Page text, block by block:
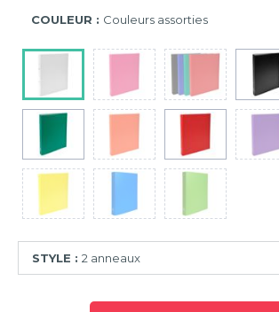
COULEUR : Couleurs assorties
STYLE : 2 anneaux